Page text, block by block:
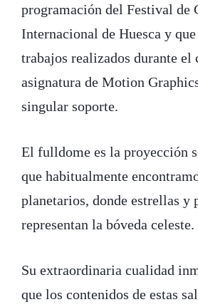
programación del Festival de
Internacional de Huesca y
trabajos realizados durante el
asignatura de Motion
singular soporte.
El fulldome es la proyección
que habitualmente
planetarios, donde estrellas y
representan la bóveda celeste.
Su extraordinaria cualidad
que los contenidos de estas